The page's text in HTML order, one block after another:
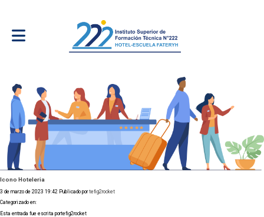
Icono Hoteleria
3 de marzo de 2023 19:42 Publicado portefig2rocket
Categorizado en:
Esta entrada fue escrita portefig2rocket